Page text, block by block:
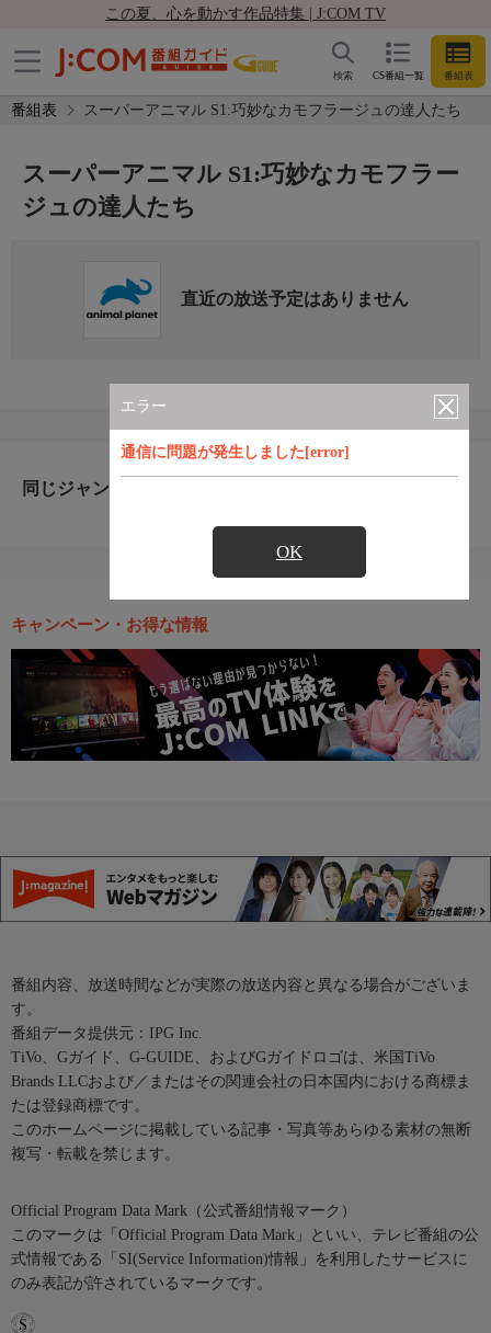
この夏、心を動かす作品特集 | J:COM TV
CS番組一覧 番組表
検索
番組表 スーパーアニマル S1:巧妙なカモフラージュの達人たち
エラー
通信に問題が発生しました[error]
OK
スーパーアニマル S1:巧妙なカモフラー
ジュの達人たち
直近の放送予定はありません
同じジャンルのおすすめ番組
キャンペーン・お得な情報
番組内容、放送時間などが実際の放送内容と異なる場合がございま
す。
番組データ提供元：IPG Inc.
TiVo、Gガイド、G-GUIDE、およびGガイドロゴは、米国TiVo
Brands LLCおよび／またはその関連会社の日本国内における商標ま
たは登録商標です。
このホームページに掲載している記事・写真等あらゆる素材の無断
複写・転載を禁じます。
Official Program Data Mark（公式番組情報マーク）
このマークは「Official Program Data Mark」といい、テレビ番組の公
式情報である「SI(Service Information)情報」を利用したサービスに
のみ表記が許されているマークです。